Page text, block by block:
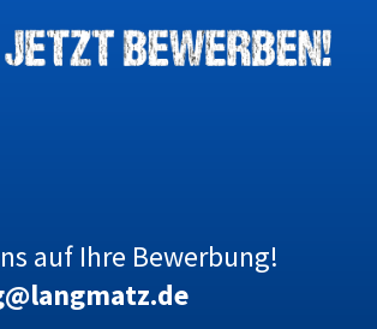
auf Ihre Bewerbung!